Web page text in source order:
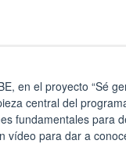
en el proyecto “Sé
central del
fundamentales para
vídeo para dar a